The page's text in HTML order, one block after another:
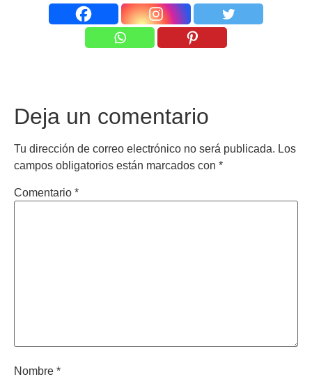
Deja un comentario
Tu dirección de correo electrónico no será publicada. Los
campos obligatorios están marcados con *
Comentario *
Nombre *